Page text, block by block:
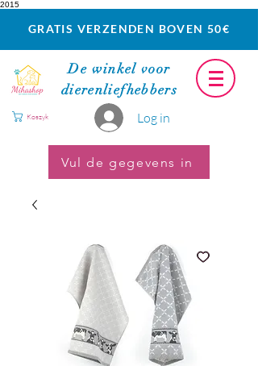
2015
GRATIS VERZENDEN BOVEN 50€
De winkel voor
dierenliefhebbers
Log in
Koszyk
Vul de gegevens in